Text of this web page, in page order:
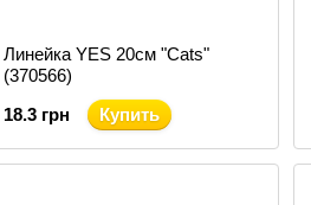
Линейка YES 20см "Cats"
(370566)
18.3 грн
Купить